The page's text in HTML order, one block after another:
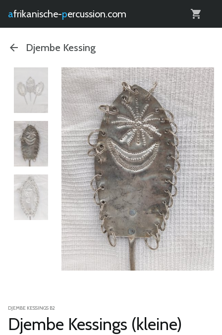
afrikanische- percussion.com
Djembe Kessing
DJEMBE KESSINGS B2
Djembe Kessings (kleine)